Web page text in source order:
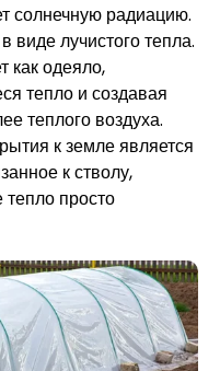
солнечную радиацию.
виде лучистого тепла.
как одеяло,
тепло и создавая
теплого воздуха.
к земле является
к стволу,
просто